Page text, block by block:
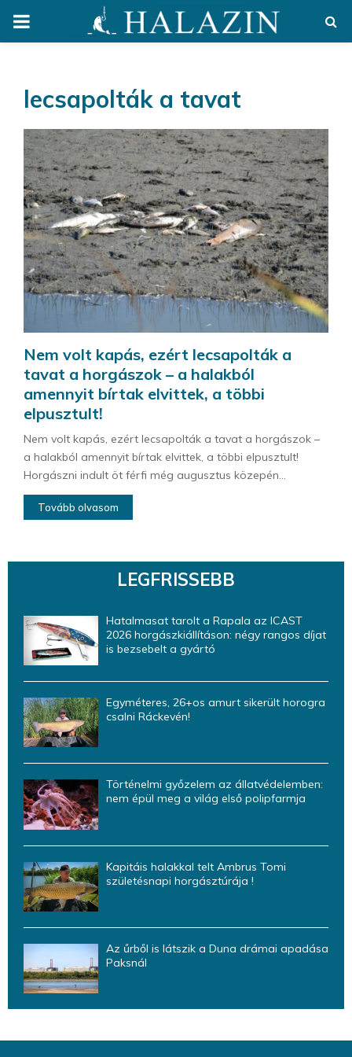
PRIMARY
lecsapolták a tavat
Nem volt kapás, ezért lecsapolták a
tavat a horgászok – a halakból
amennyit bírtak elvittek, a többi
elpusztult!
Nem volt kapás, ezért lecsapolták a tavat a horgászok –
a halakból amennyit bírtak elvittek, a többi elpusztult!
Horgászni indult öt férfi még augusztus közepén...
Tovább olvasom
LEGFRISSEBB
Hatalmasat tarolt a Rapala az ICAST
2026 horgászkiállításon: négy rangos díjat
is bezsebelt a gyártó
Egyméteres, 26+os amurt sikerült horogra
csalni Ráckevén!
Történelmi győzelem az állatvédelemben:
nem épül meg a világ első polipfarmja
Kapitáis halakkal telt Ambrus Tomi
születésnapi horgásztúrája !
Az űrből is látszik a Duna drámai apadása
Paksnál